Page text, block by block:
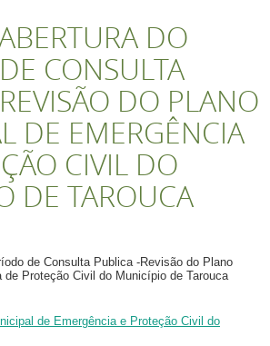
DO
CONSULTA
DO PLANO
DE EMERGÊNCIA
CIVIL DO
DE TAROUCA
de Consulta Publica -Revisão do Plano
de Proteção Civil do Município de Tarouca
de Emergência e Proteção Civil do